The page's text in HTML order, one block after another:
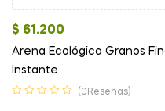
$ 61.200
Arena Ecológica Granos
Instante
(0Reseñas)